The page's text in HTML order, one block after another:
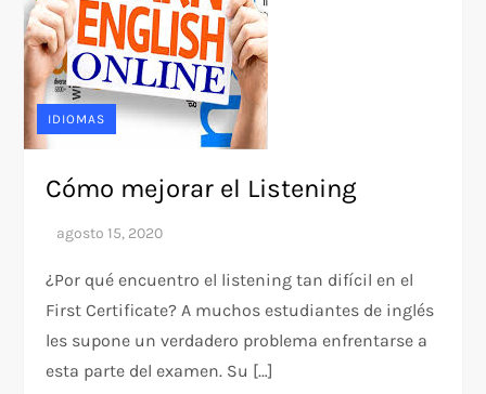
IDIOMAS
Cómo mejorar el Listening
¿Por qué encuentro el listening tan difícil en el
First Certificate? A muchos estudiantes de inglés
les supone un verdadero problema enfrentarse a
esta parte del examen. Su […]